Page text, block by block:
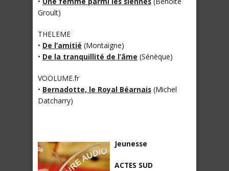
Groult)
THELEME
• De l’amitié (Montaigne)
• De la tranquillité de l’âme (Sénèque)
VOOLUME.fr
• Bernadotte, le Royal Béarnais (Michel
Datcharry)
Jeunesse
ACTES SUD